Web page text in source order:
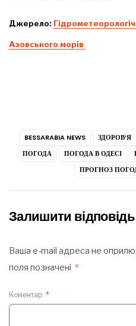
Джерело:
Азовського морів
BESSARABIA NEWS ЗДОРОВ’Я
ПОГОДА
ПОГОДА В ОДЕСІ
ПРОГНОЗ
Залишити відповідь
Ваша e-mail адреса не
поля позначені *
Коментар *